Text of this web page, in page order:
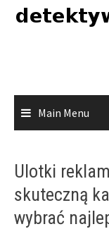
Main Menu
Ulotki
skuteczną
wybrać